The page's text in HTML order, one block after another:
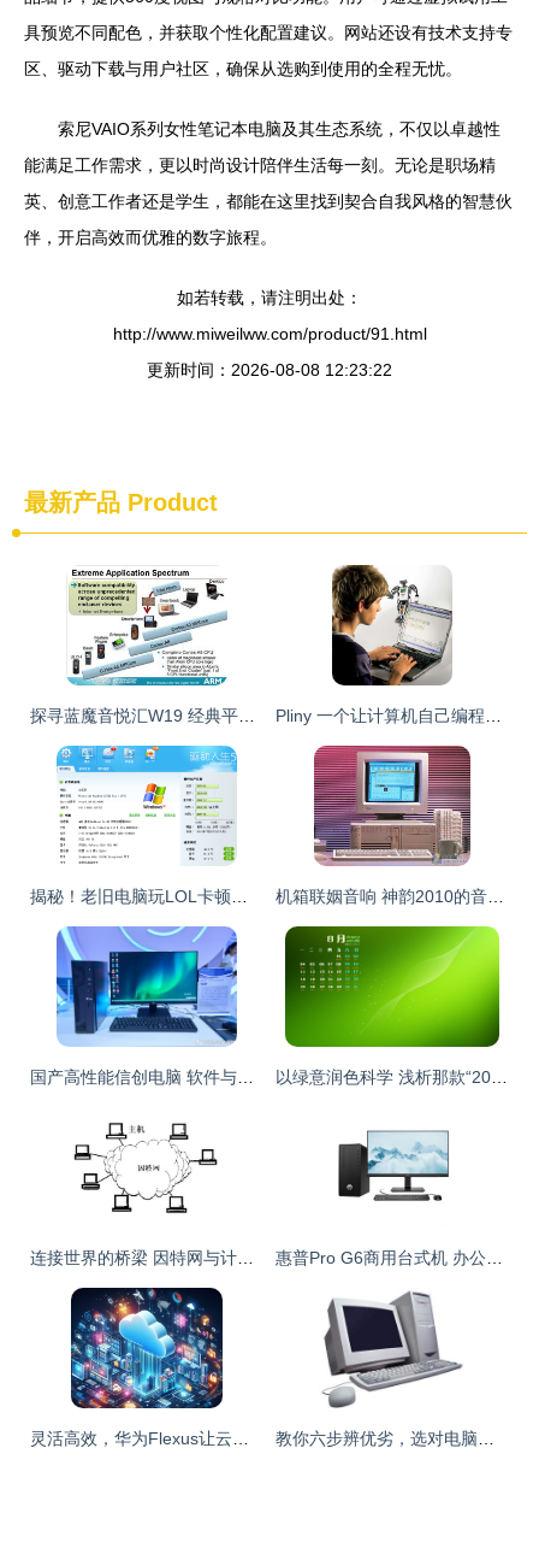
具预览不同配色，并获取个性化配置建议。网站还设有技术支持专
区、驱动下载与用户社区，确保从选购到使用的全程无忧。
索尼VAIO系列女性笔记本电脑及其生态系统，不仅以卓越性
能满足工作需求，更以时尚设计陪伴生活每一刻。无论是职场精
英、创意工作者还是学生，都能在这里找到契合自我风格的智慧伙
伴，开启高效而优雅的数字旅程。
如若转载，请注明出处：
http://www.miweilww.com/product/91.html
更新时间：2026-08-08 12:23:22
最新产品 Product